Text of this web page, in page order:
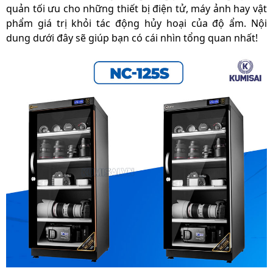
quản tối ưu cho những thiết bị điện tử, máy ảnh hay vật
phẩm giá trị khỏi tác động hủy hoại của độ ẩm. Nội
dung dưới đây sẽ giúp bạn có cái nhìn tổng quan nhất!
Điều khiển độ ẩm
Tự động
Kích thước sản phẩm
Kích thước sản phẩm
408 x 360 x 815 mm
Kích thước đóng gói
470 x 450 x 1075 mm
Trọng lượng sản
phẩm
Trọng lượng cả bao bì 25.5 kg